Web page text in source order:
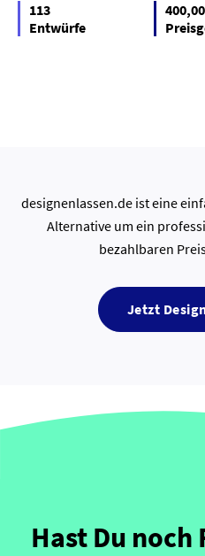
113
Entwürfe
designenlassen.de ist eine
Alternative um ein
bezahlbaren
Jetzt
Hast Du noch